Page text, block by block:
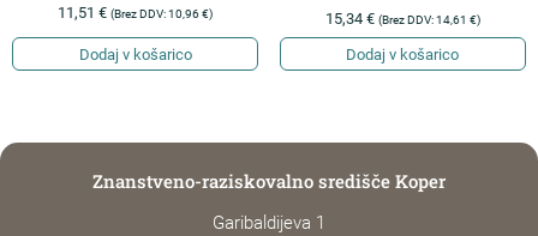
11,51€ (Brez DDV:10,96€)
Dodaj v košarico
15,34 € (Brez DDV:14,61 €)
Dodaj v košarico
Znanstveno-raziskovalno središče Koper
Garibaldijeva 1